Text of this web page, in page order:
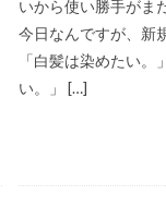
いから使い勝手がま
今日なんですが、新
「白髪は染めたい
い。」 […]